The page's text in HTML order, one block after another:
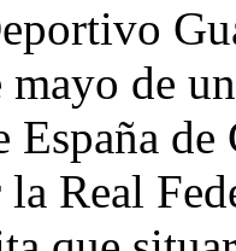
de
España
Real